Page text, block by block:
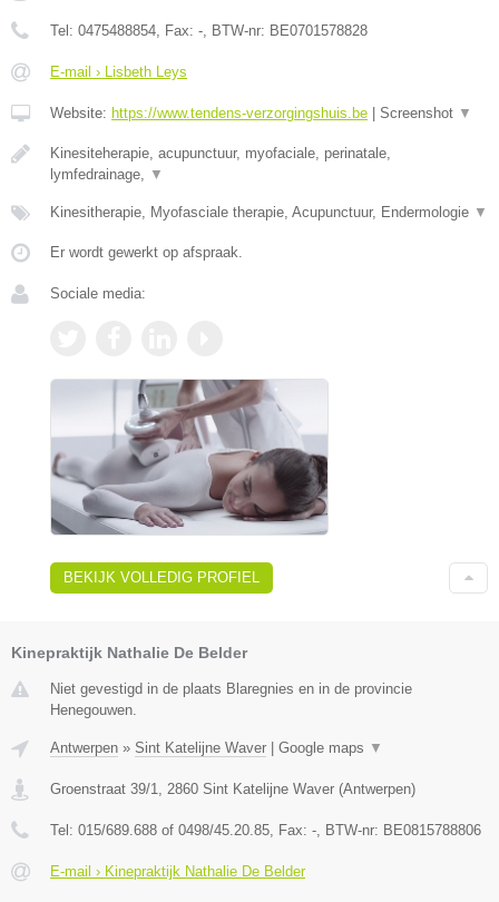
Tel: 0475488854, Fax: -, BTW-nr: BE0701578828
E-mail › Lisbeth Leys
Website: https://www.tendens-verzorgingshuis.be Screenshot ▼
Kinesiteherapie, acupunctuur, myofaciale, perinatale,
lymfedrainage, ▼
Kinesitherapie, Myofasciale therapie, Acupunctuur, Endermologie ▼
Er wordt gewerkt op afspraak.
Sociale media:
BEKIJK VOLLEDIG PROFIEL
Kinepraktijk Nathalie De Belder
Niet gevestigd in de plaats Blaregnies en in de provincie
Henegouwen.
Antwerpen » Sint Katelijne Waver Google maps ▼
Groenstraat 39/1, 2860 Sint Katelijne Waver (Antwerpen)
Tel: 015/689.688 of 0498/45.20.85, Fax: -, BTW-nr: BE0815788806
E-mail › Kinepraktijk Nathalie De Belder